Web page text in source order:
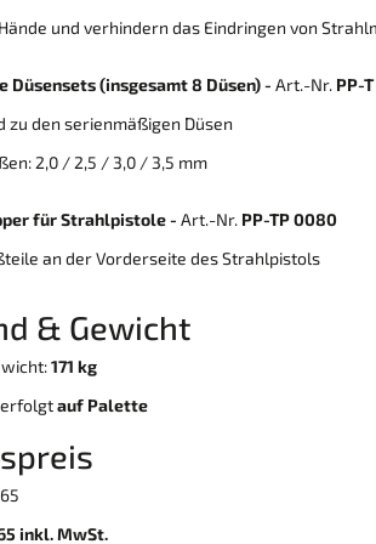
und verhindern das Eindringen von
Düsensets (insgesamt 8 Düsen) - Art.-Nr. PP-
zu den serienmäßigen Düsen
2,0 / 2,5 / 3,0 / 3,5 mm
für Strahlpistole - Art.-Nr. PP-TP 0080
an der Vorderseite des Strahlpistols
& Gewicht
171 kg
auf Palette
inkl. MwSt.